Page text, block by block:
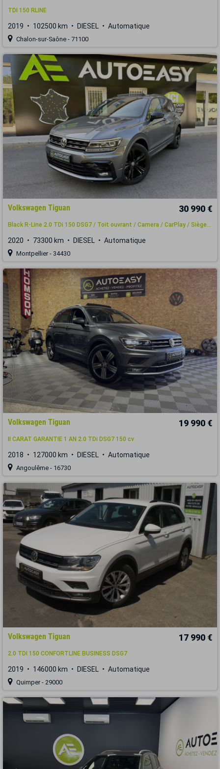
TDI 150 RLINE
2019 102500 km DIESEL Automatique
Chalon-sur-Saône - 71100
Volkswagen Tiguan 30 990 €
Black R-Line 2.0 TDi 150 DSG7 / Toit ouvrant / Camera / CarPlay / Siège...
2020 73300 km DIESEL Automatique
Montpellier - 34430
Volkswagen Tiguan 19 990 €
II CARAT GARANTIE 1 AN 2.0 TDi DSG7 150 cv
2018 127000 km DIESEL Automatique
Angoulême - 16730
Volkswagen Tiguan 17 990 €
2.0 TDI 150 CONFORTLINE BUSINESS DSG7
2019 146000 km DIESEL Automatique
Quimper - 29000